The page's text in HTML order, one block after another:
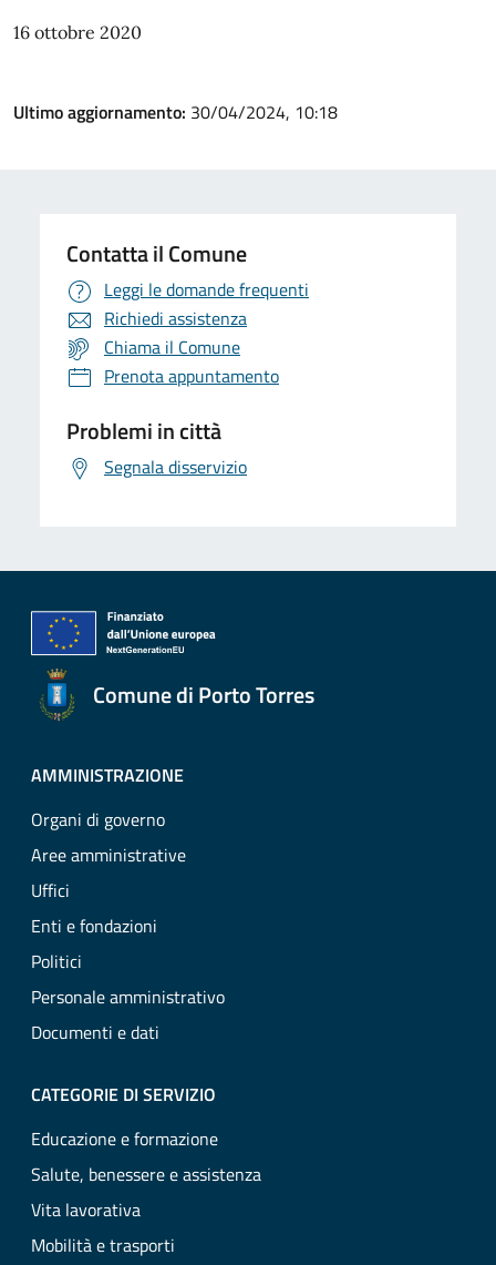
16 ottobre 2020
Ultimo aggiornamento: 30/04/2024, 10:18
Contatta il Comune
Leggi le domande frequenti
Richiedi assistenza
Chiama il Comune
Prenota appuntamento
Problemi in città
Segnala disservizio
Comune di Porto Torres
AMMINISTRAZIONE
Organi di governo
Aree amministrative
Uffici
Enti e fondazioni
Politici
Personale amministrativo
Documenti e dati
CATEGORIE DI SERVIZIO
Educazione e formazione
Salute, benessere e assistenza
Vita lavorativa
Mobilità e trasporti